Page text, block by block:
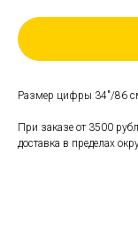
Размер цифры 34"/86
При заказе от 3500
доставка в пределах